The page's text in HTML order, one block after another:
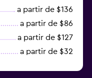
a partir de $136
a partir de $86
a partir de $127
a partir de $32